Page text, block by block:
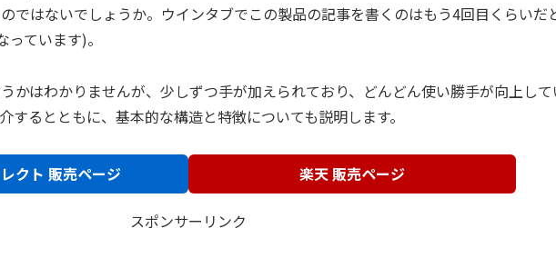
ではないでしょうか。ウインタブでこの製品の記事を書くのはもう4回目くらいだ
ています)。
かはわかりませんが、少しずつ手が加えられており、どんどん使い勝手が向上し
するとともに、基本的な構造と特徴についても説明します。
クト 販売ページ 楽天 販売ページ
スポンサーリンク